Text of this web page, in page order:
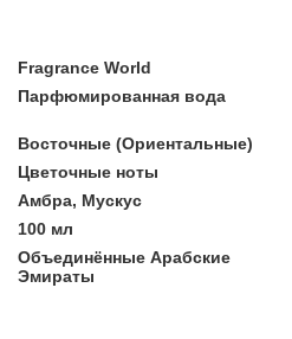
Fragrance World
Парфюмированная вода
Восточные (Ориентальные)
Цветочные ноты
Амбра, Мускус
100 мл
Объединённые Арабские
Эмираты